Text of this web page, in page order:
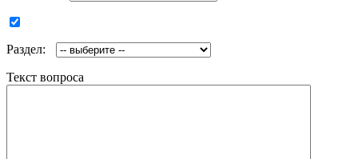
Раздел:
Текст вопроса